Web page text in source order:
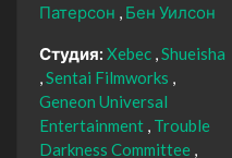
Патерсон
Бен Уилсон
Студия: Xebec Shueisha
Sentai Filmworks
Geneon Universal
Entertainment Trouble
Darkness Committee